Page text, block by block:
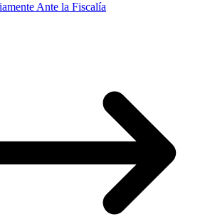
Ante la Fiscalía